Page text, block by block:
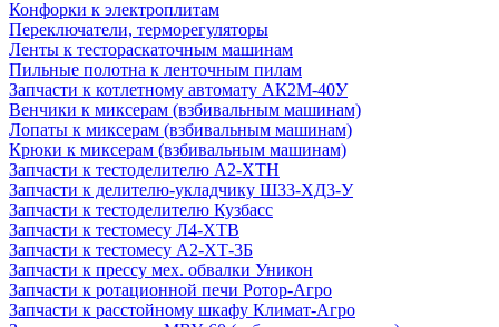
Конфорки к электроплитам
Переключатели, терморегуляторы
Ленты к тестораскаточным машинам
Пильные полотна к ленточным пилам
Запчасти к котлетному автомату АК2М-40У
Венчики к миксерам (взбивальным машинам)
Лопаты к миксерам (взбивальным машинам)
Крюки к миксерам (взбивальным машинам)
Запчасти к тестоделителю А2-ХТН
Запчасти к делителю-укладчику Ш33-ХД3-У
Запчасти к тестоделителю Кузбасс
Запчасти к тестомесу Л4-ХТВ
Запчасти к тестомесу А2-ХТ-3Б
Запчасти к прессу мех. обвалки Уникон
Запчасти к ротационной печи Ротор-Агро
Запчасти к расстойному шкафу Климат-Агро